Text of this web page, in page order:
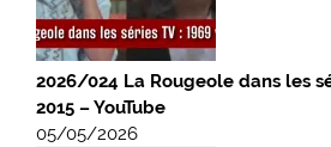
2026/024 La Rougeole dans les
2015 – YouTube
05/05/2026